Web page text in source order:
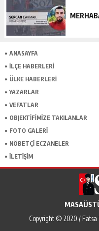
ANASAYFA
İLÇE HABERLERI
ÜLKE HABERLERI
YAZARLAR
VEFATLAR
OBJEKTIFIMIZE TAKILANLAR
FOTO GALERI
NÖBETÇI ECZANELER
İLETIŞIM
Copyright © 2020 / Fatsa